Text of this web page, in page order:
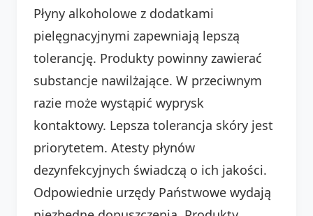
Płyny alkoholowe z dodatkami
pielęgnacyjnymi zapewniają lepszą
tolerancję. Produkty powinny zawierać
substancje nawilżające. W przeciwnym
razie może wystąpić wyprysk
kontaktowy. Lepsza tolerancja skóry jest
priorytetem. Atesty płynów
dezynfekcyjnych świadczą o ich jakości.
Odpowiednie urzędy Państwowe wydają